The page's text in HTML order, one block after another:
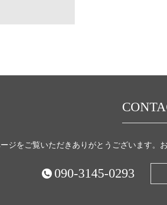
ジをご覧いただきありがとうございます。
090-3145-0293